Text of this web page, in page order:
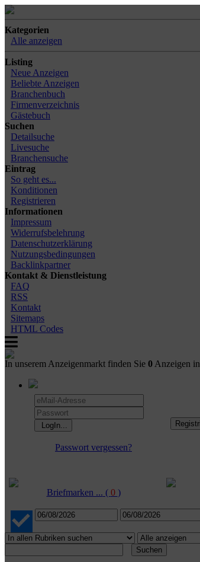
Kategorien
Alle anzeigen
Listing
Neue Anzeigen
Beliebte Anzeigen
Branchenbuch
Firmenverzeichnis
Gästebuch
Suchen
Detailsuche
Livesuche
Branchensuche
Eintrag
So geht es...
Konditionen
Registrieren
Informationen
Impressum
Widerrufsbelehrung
Datenschutzerklärung
Nutzungsbedingungen
Backlinkpartner
Kontakt & Dienstleistung
FAQ
RSS
Kontakt
Sitemaps
HTML Codes
In unserem Anzeigenmarkt finden Sie 0 Anzeigen in
Passwort vergessen?
Briefmarken ... ( 0 )
Suchen